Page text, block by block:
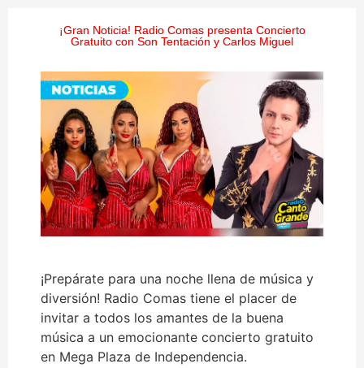
¡Gran Noticia! Radio Comas presenta Concierto
Gratuito con Son Tentación y Carlos Miguel
¡Prepárate para una noche llena de música y
diversión! Radio Comas tiene el placer de
invitar a todos los amantes de la buena
música a un emocionante concierto gratuito
en Mega Plaza de Independencia.